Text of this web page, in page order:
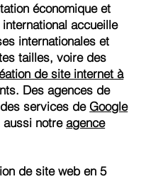
économique et
accueille
internationales et
tailles, voire des
de site internet à
Des agences de
services de Google
aussi notreagence
de site web en 5